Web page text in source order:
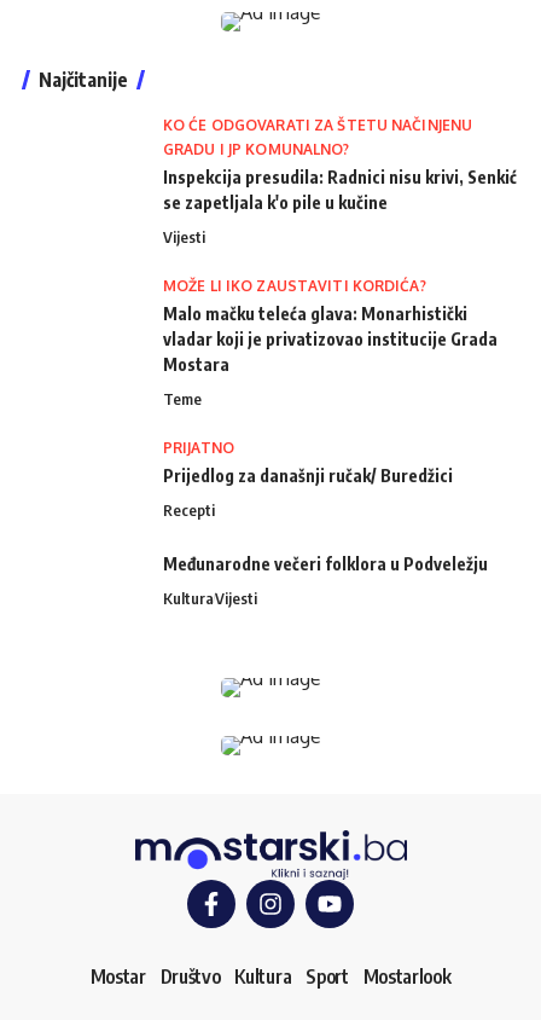
Najčitanije
KO ĆE ODGOVARATI ZA ŠTETU NAČINJENU
GRADU I JP KOMUNALNO?
Inspekcija presudila: Radnici nisu krivi, Senkić
se zapetljala k'o pile u kučine
Vijesti
MOŽE LI IKO ZAUSTAVITI KORDIĆA?
Malo mačku teleća glava: Monarhistički
vladar koji je privatizovao institucije Grada
Mostara
Teme
PRIJATNO
Prijedlog za današnji ručak/ Buredžici
Recepti
Međunarodne večeri folklora u Podveležju
KulturaVijesti
Mostar Društvo Kultura Sport Mostarlook